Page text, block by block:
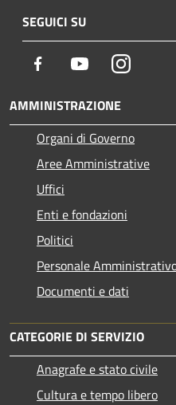
SEGUICI SU
Facebook YoutubeInstagram
AMMINISTRAZIONE
Organi di Governo
Aree Amministrative
Uffici
Enti e fondazioni
Politici
Personale
Documenti e dati
CATEGORIE DI SERVIZIO
Anagrafe e stato civile
Cultura e tempo libero